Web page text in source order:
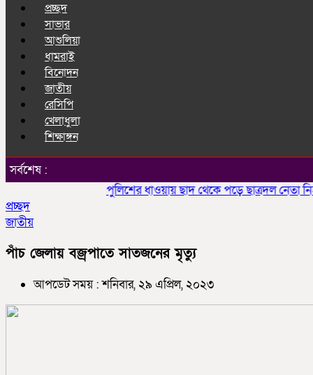
প্রচ্ছদ
সাভার
আশুলিয়া
ধামরাই
বিনোদন
জাতীয়
রেসিপি
খেলাধুলা
শিক্ষাঙ্গন
সর্বশেষ :
পুলিশের ধাওয়ায় ছাদ থেকে পড়ে ছাত্রদল নেতা
প্রচ্ছদ
জাতীয়
পাঁচ জেলায় বজ্রপাতে সাতজনের মৃত্যু
আপডেট সময় : শনিবার, ২৯ এপ্রিল, ২০২৩